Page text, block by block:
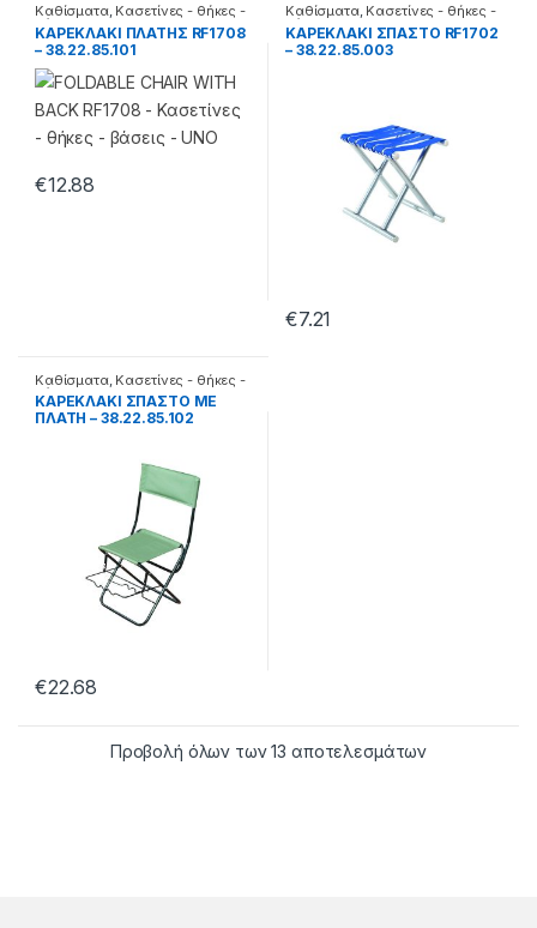
Καθίσματα, Κασετίνες - θήκες -
βάσεις
ΚΑΡΕΚΛΑΚΙ ΠΛΑΤΗΣ RF1708
– 38.22.85.101
€12.88
Καθίσματα, Κασετίνες - θήκες -
βάσεις
ΚΑΡΕΚΛΑΚΙ ΣΠΑΣΤΟ RF1702
– 38.22.85.003
€7.21
Καθίσματα, Κασετίνες - θήκες -
βάσεις
ΚΑΡΕΚΛΑΚΙ ΣΠΑΣΤΟ ΜΕ
ΠΛΑΤΗ – 38.22.85.102
€22.68
Προβολή όλων των 13 αποτελεσμάτων